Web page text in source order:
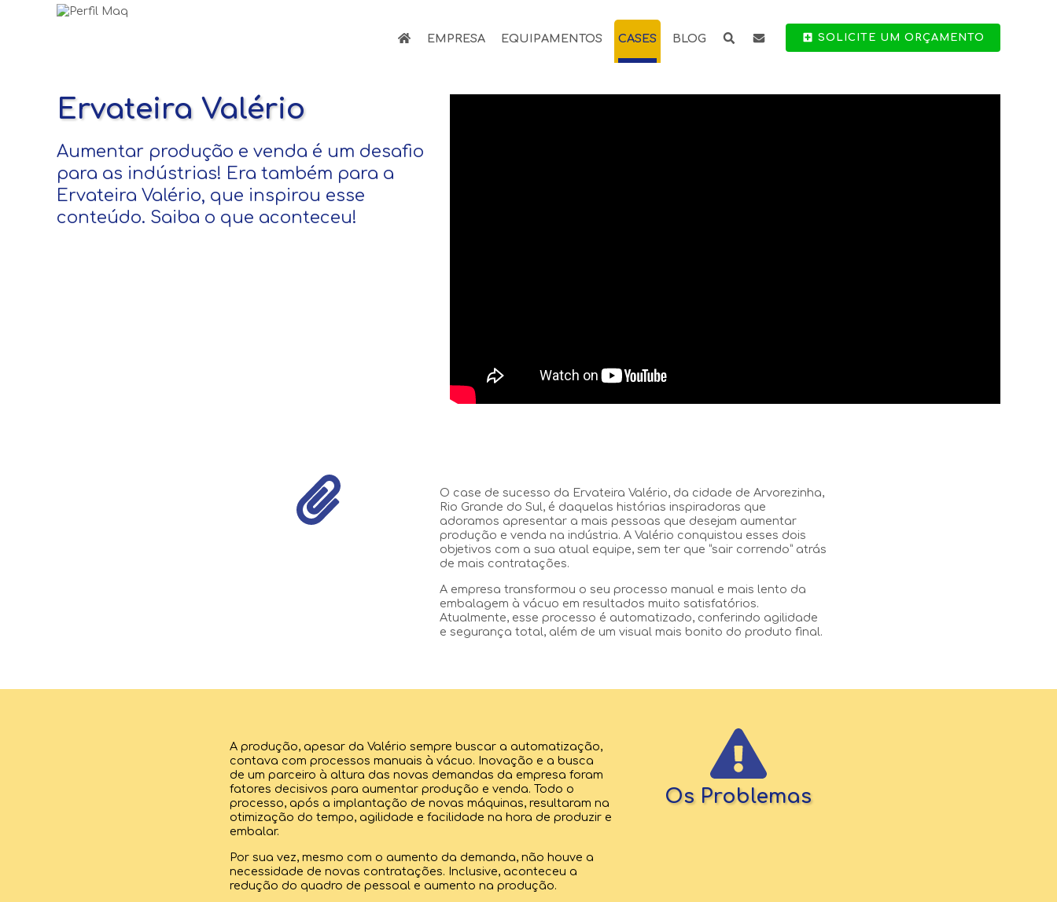
SOLICITE UM ORÇAMENTO
EMPRESA EQUIPAMENTOS CASES BLOG
Ervateira Valério
Aumentar produção e venda é um desafio
para as indústrias! Era também para a
Ervateira Valério, que inspirou esse
conteúdo. Saiba o que aconteceu!
O case de sucesso da Ervateira Valério, da cidade de Arvorezinha,
Rio Grande do Sul, é daquelas histórias inspiradoras que
adoramos apresentar a mais pessoas que desejam aumentar
produção e venda na indústria. A Valério conquistou esses dois
objetivos com a sua atual equipe, sem ter que “sair correndo” atrás
de mais contratações.
A empresa transformou o seu processo manual e mais lento da
embalagem à vácuo em resultados muito satisfatórios.
Atualmente, esse processo é automatizado, conferindo agilidade
e segurança total, além de um visual mais bonito do produto final.
A produção, apesar da Valério sempre buscar a automatização,
contava com processos manuais à vácuo. Inovação e a busca
de um parceiro à altura das novas demandas da empresa foram
fatores decisivos para aumentar produção e venda. Todo o
processo, após a implantação de novas máquinas, resultaram na
otimização do tempo, agilidade e facilidade na hora de produzir e
embalar.
Por sua vez, mesmo com o aumento da demanda, não houve a
necessidade de novas contratações. Inclusive, aconteceu a
redução do quadro de pessoal e aumento na produção.
Os Problemas